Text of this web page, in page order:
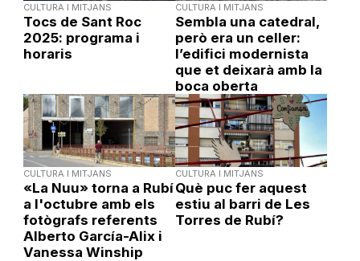
CULTURA I MITJANS
Tocs de Sant Roc
2025: programa i
horaris
CULTURA I MITJANS
Sembla una catedral,
però era un celler:
l’edifici modernista
que et deixarà amb la
boca oberta
CULTURA I MITJANS
«La Nuu» torna a Rubí
a l'octubre amb els
fotògrafs referents
Alberto García-Alix i
Vanessa Winship
CULTURA I MITJANS
Què puc fer aquest
estiu al barri de Les
Torres de Rubí?